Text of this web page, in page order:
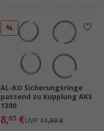
%
AL-KO Sicherungsringe
passend zu Kupplung AKS
1300
8,65 €UVP 11,99 €